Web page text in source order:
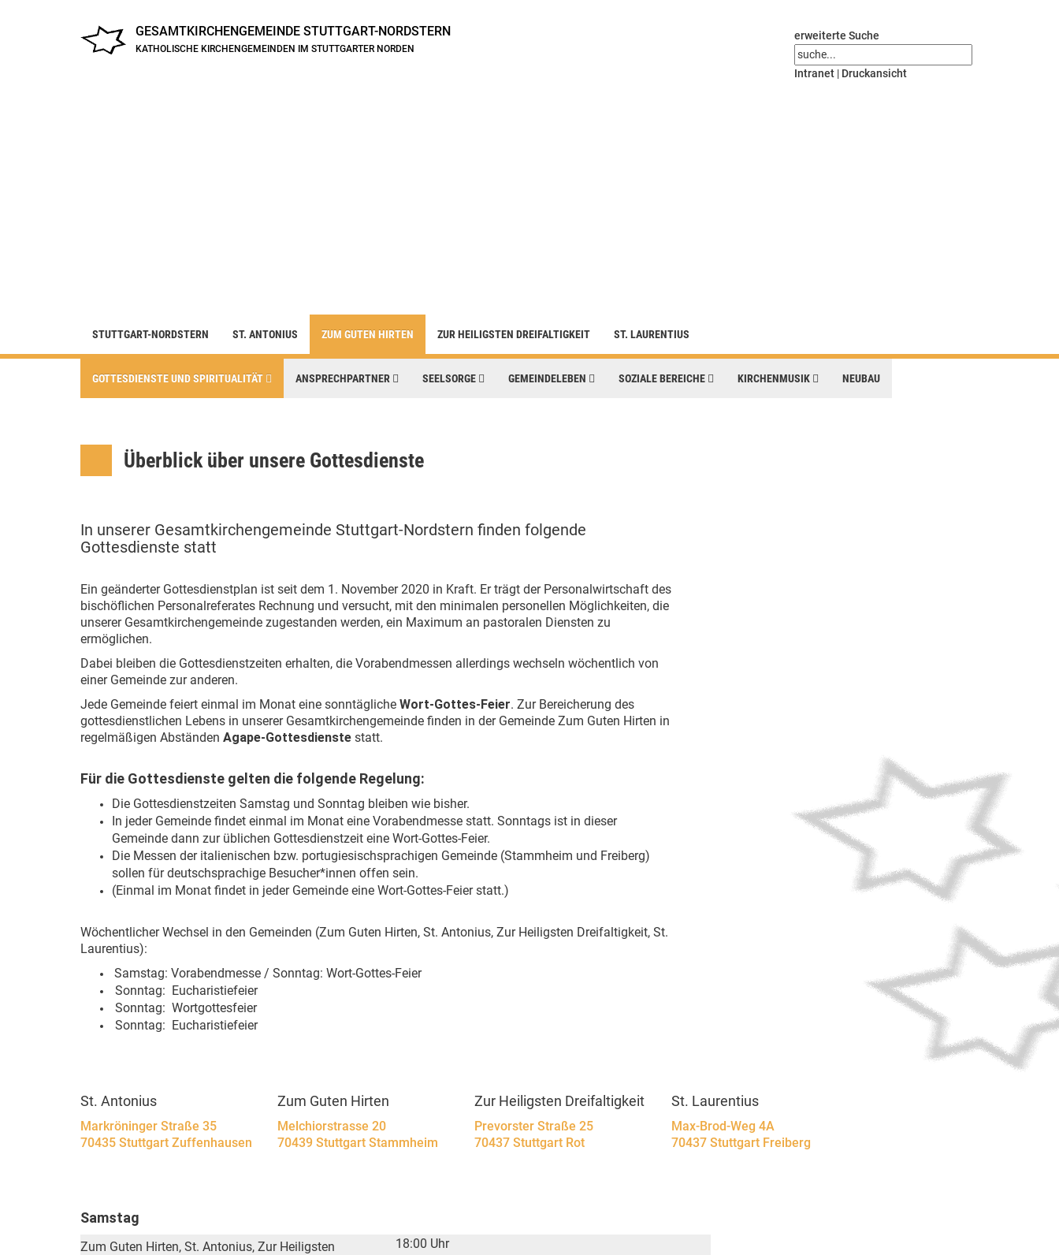
GESAMTKIRCHENGEMEINDE STUTTGART-NORDSTERN
KATHOLISCHE KIRCHENGEMEINDEN IM STUTTGARTER NORDEN
erweiterte Suche
Intranet | Druckansicht
STUTTGART-NORDSTERN ST. ANTONIUS ZUM GUTEN HIRTEN ZUR HEILIGSTEN DREIFALTIGKEIT ST. LAURENTIUS
GOTTESDIENSTE UND SPIRITUALITÄT ANSPRECHPARTNER SEELSORGE GEMEINDELEBEN SOZIALE BEREICHE KIRCHENMUSIK NEUBAU
Überblick über unsere Gottesdienste
In unserer Gesamtkirchengemeinde Stuttgart-Nordstern finden folgende
Gottesdienste statt
Ein geänderter Gottesdienstplan ist seit dem 1. November 2020 in Kraft. Er trägt der Personalwirtschaft des
bischöflichen Personalreferates Rechnung und versucht, mit den minimalen personellen Möglichkeiten, die
unserer Gesamtkirchengemeinde zugestanden werden, ein Maximum an pastoralen Diensten zu
ermöglichen.
Dabei bleiben die Gottesdienstzeiten erhalten, die Vorabendmessen allerdings wechseln wöchentlich von
einer Gemeinde zur anderen.
Jede Gemeinde feiert einmal im Monat eine sonntägliche Wort-Gottes-Feier. Zur Bereicherung des
gottesdienstlichen Lebens in unserer Gesamtkirchengemeinde finden in der Gemeinde Zum Guten Hirten in
regelmäßigen Abständen Agape-Gottesdienste statt.
Für die Gottesdienste gelten die folgende Regelung:
Die Gottesdienstzeiten Samstag und Sonntag bleiben wie bisher.
In jeder Gemeinde findet einmal im Monat eine Vorabendmesse statt. Sonntags ist in dieser
Gemeinde dann zur üblichen Gottesdienstzeit eine Wort-Gottes-Feier.
Die Messen der italienischen bzw. portugiesischsprachigen Gemeinde (Stammheim und Freiberg)
sollen für deutschsprachige Besucher*innen offen sein.
(Einmal im Monat findet in jeder Gemeinde eine Wort-Gottes-Feier statt.)
Wöchentlicher Wechsel in den Gemeinden (Zum Guten Hirten, St. Antonius, Zur Heiligsten Dreifaltigkeit, St.
Laurentius):
Samstag: Vorabendmesse / Sonntag: Wort-Gottes-Feier
Sonntag: Eucharistiefeier
Sonntag: Wortgottesfeier
Sonntag: Eucharistiefeier
St. Antonius
Markröninger Straße 35
70435 Stuttgart Zuffenhausen
Zum Guten Hirten
Melchiorstrasse 20
70439 Stuttgart Stammheim
Zur Heiligsten Dreifaltigkeit
Prevorster Straße 25
70437 Stuttgart Rot
St. Laurentius
Max-Brod-Weg 4A
70437 Stuttgart Freiberg
Samstag
Zum Guten Hirten, St. Antonius, Zur Heiligsten
18:00 Uhr